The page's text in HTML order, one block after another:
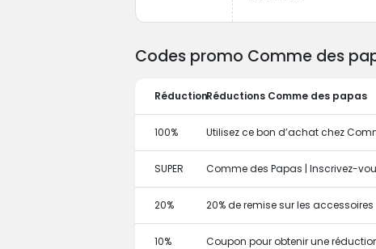
Codes promo Comme des
RéductionRéductions Comme des papas
100% Utilisez ce bon d’achat chez
SUPER Comme des Papas | Inscrivez-
20% 20% de remise sur les accessoires
10% Coupon pour obtenir une